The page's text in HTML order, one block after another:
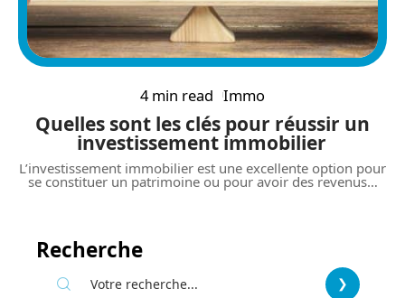
4 min read Immo
Quelles sont les clés pour réussir un
investissement immobilier
L’investissement immobilier est une excellente option pour
se constituer un patrimoine ou pour avoir des revenus…
Recherche